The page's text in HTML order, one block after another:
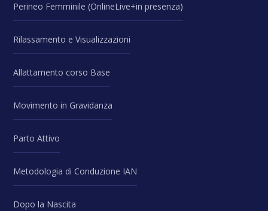
Perineo Femminile (OnlineLive+in presenza)
Rilassamento e Visualizzazioni
Allattamento corso Base
Movimento in Gravidanza
Parto Attivo
Metodologia di Conduzione IAN
Dopo la Nascita